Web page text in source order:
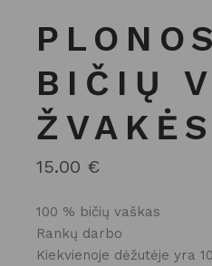
PLONOS
BIČIŲ
ŽVAKĖS
15.00 €
100 % bičių vaškas
Rankų darbo
Kiekvienoje dėžutėje yra